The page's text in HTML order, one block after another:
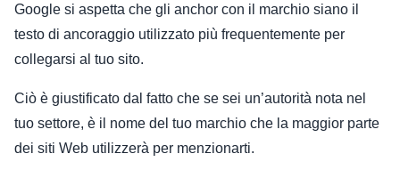
Google si aspetta che gli anchor con il marchio siano il
testo di ancoraggio utilizzato più frequentemente per
collegarsi al tuo sito.
Ciò è giustificato dal fatto che se sei un’autorità nota nel
tuo settore, è il nome del tuo marchio che la maggior parte
dei siti Web utilizzerà per menzionarti.